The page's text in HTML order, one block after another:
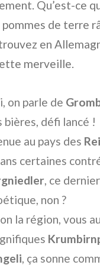
Qu’est-ce
pommes de terre
en
merveille.
on parle de
bières, défi lancé !
au pays des
certaines
, ce
non ?
la région, vous
, ça sonne